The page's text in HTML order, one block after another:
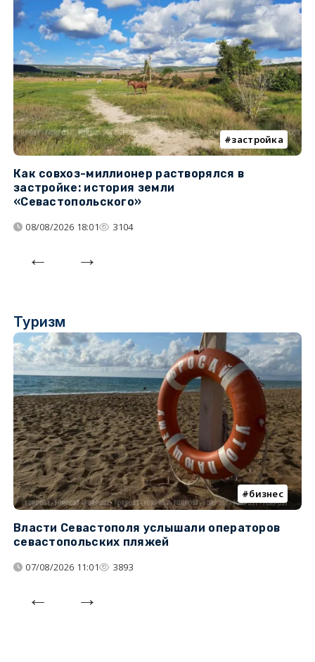
застройка
Как совхоз-миллионер растворялся в
застройке: история земли
«Севастопольского»
08/08/2026 18:01 3104
Туризм
бизнес
Власти Севастополя услышали операторов
севастопольских пляжей
07/08/2026 11:01 3893